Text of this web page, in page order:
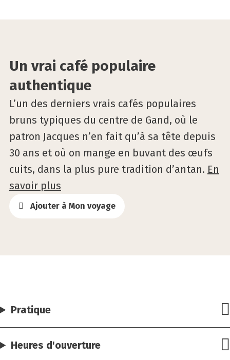
Un vrai café populaire
authentique
L’un des derniers vrais cafés populaires
bruns typiques du centre de Gand, où le
patron Jacques n’en fait qu’à sa tête depuis
30 ans et où on mange en buvant des œufs
cuits, dans la plus pure tradition d’antan. En
savoir plus
Ajouter à Mon voyage
Pratique
Heures d'ouverture